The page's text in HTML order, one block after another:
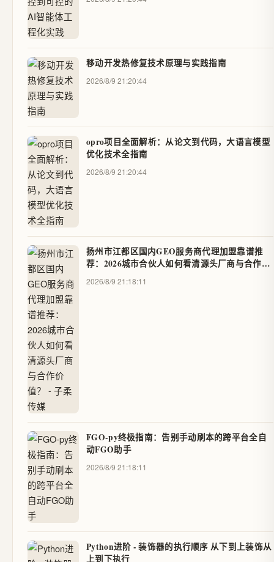
移动开发热修复技术原理与实践指南
2026/8/9 21:20:44
opro项目全面解析：从论文到代码，大语言模型
优化技术全指南
2026/8/9 21:20:44
扬州市江都区国内GEO服务商代理加盟靠谱推
荐：2026城市合伙人如何看清源头厂商与合作价
值？ - 子柔传媒
2026/8/9 21:18:11
FGO-py终极指南：告别手动刷本的跨平台全自
动FGO助手
2026/8/9 21:18:11
Python进阶 - 装饰器的执行顺序 从下到上装饰从
上到下执行